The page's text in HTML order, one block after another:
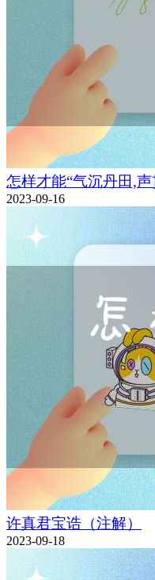
怎样才能“气沉丹田,声
2023-09-16
许真君宝诰（注解）
2023-09-18